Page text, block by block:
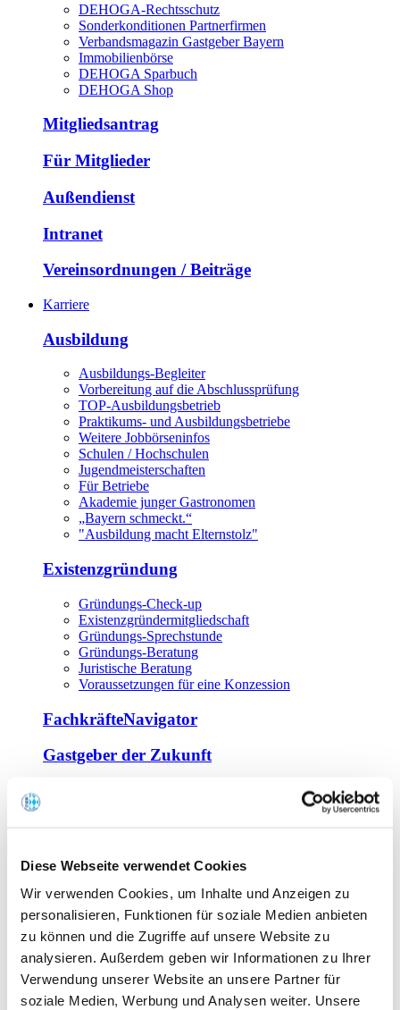
Diese Webseite verwendet Cookies
Wir verwenden Cookies, um Inhalte und Anzeigen zu
personalisieren, Funktionen für soziale Medien anbieten
zu können und die Zugriffe auf unsere Website zu
analysieren. Außerdem geben wir Informationen zu Ihrer
Verwendung unserer Website an unsere Partner für
soziale Medien, Werbung und Analysen weiter. Unsere
DEHOGA-Rechtsschutz
Sonderkonditionen Partnerfirmen
Verbandsmagazin Gastgeber Bayern
Immobilienbörse
DEHOGA Sparbuch
DEHOGA Shop
Mitgliedsantrag
Für Mitglieder
Außendienst
Intranet
Vereinsordnungen / Beiträge
Karriere
Ausbildung
Ausbildungs-Begleiter
Vorbereitung auf die Abschlussprüfung
TOP-Ausbildungsbetrieb
Praktikums- und Ausbildungsbetriebe
Weitere Jobbörseninfos
Schulen / Hochschulen
Jugendmeisterschaften
Für Betriebe
Akademie junger Gastronomen
„Bayern schmeckt.“
"Ausbildung macht Elternstolz"
Existenzgründung
Gründungs-Check-up
Existenzgründermitgliedschaft
Gründungs-Sprechstunde
Gründungs-Beratung
Juristische Beratung
Voraussetzungen für eine Konzession
FachkräfteNavigator
Gastgeber der Zukunft
Offene Seminare
Tagen im Palais
Wirte-und Unternehmerbrief
Lernplattform BOUNTI
Partner
Branchennahe Organisationen